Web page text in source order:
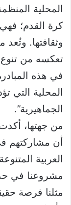
المحلية
كرة القدم؛
وثقافتها.
تعكسه من تنوع
في هذه
المحلية التي
الجماهيرية”.
من جهتها،
أن مشاركتهم
العربية
مشروعنا في
مثلنا فرصة